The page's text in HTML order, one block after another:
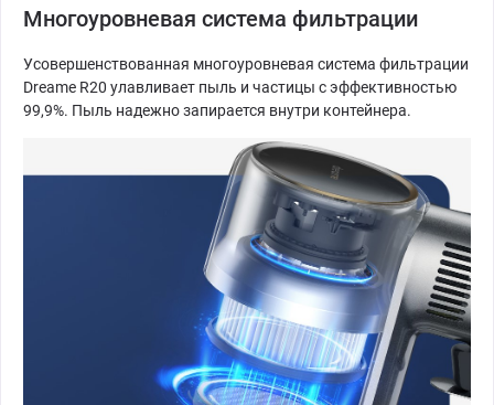
Многоуровневая система фильтрации
Усовершенствованная многоуровневая система фильтрации
Dreame R20 улавливает пыль и частицы с эффективностью
99,9%. Пыль надежно запирается внутри контейнера.